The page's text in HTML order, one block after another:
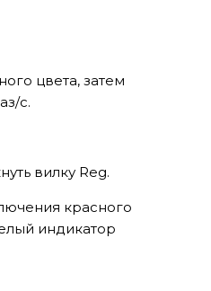
цвета, затем
с.
вилку Reg.
красного
индикатор